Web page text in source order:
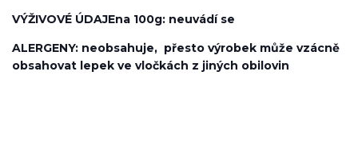
VÝŽIVOVÉ ÚDAJEna 100g: neuvádí se
ALERGENY: neobsahuje, přesto výrobek může vzácně
obsahovat lepek ve vločkách z jiných obilovin